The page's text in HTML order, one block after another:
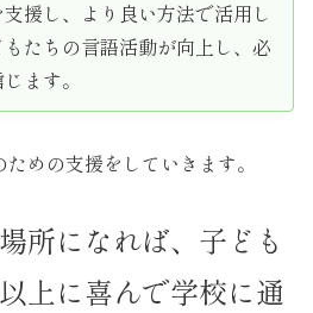
援し、より良い方法で活用し
たちの言語活動が向上し、必
ます。
めの支援をしていきます。
所になれば、子ども
上に喜んで学校に通